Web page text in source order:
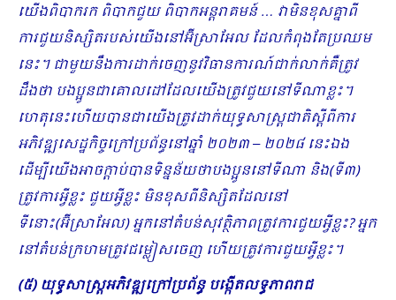
យើងពិបាករក ពិបាកជួយ ពិបាកអន្តរាគមន៍ … វាមិនខុសគ្នាពី
ការជួយនិស្សិតរបស់យើងនៅអ៊ីស្រាអែល ដែលកំពុងតែប្រឈម
នេះ។ជាមួយនឹងការដាក់ចេញនូវវិធានការណ៍ជាក់លាក់គឺត្រូវ
ដឹងថា បងប្អូនជាគោលដៅដែលយើងត្រូវជួយនៅទីណាខ្លះ។
ហេតុនេះហើយបានជាយើងត្រូវដាក់យុទ្ធសាស្ដ្រជាតិស្ដីពីការ
អភិវឌ្ឍសេដ្ឋកិច្ចក្រៅប្រព័ន្ធ​នៅឆ្នាំ ២០២៣– ២០២៨ នេះឯង
ដើម្បីយើងអាច​ក្ដាប់បានទិន្នន័យថាបងប្អូននៅទីណា និង(ទី៣)
ត្រូវការអ្វីខ្លះ ជួយអ្វីខ្លះ មិនខុសពីនិស្សិតដែលនៅ
ទីនោះ(អ៊ីស្រាអែល) អ្នកនៅតំបន់សុវត្ថិភាពត្រូវការជួយអ្វីខ្លះ? អ្នក
នៅតំបន់ក្រហមត្រូវជម្លៀសចេញ ហើយត្រូវការជួយអ្វីខ្លះ។
(៥) យុទ្ធសាស្ដ្រអភិវឌ្ឍក្រៅប្រព័ន្ធ បង្កើតលទ្ធភាពរាជ